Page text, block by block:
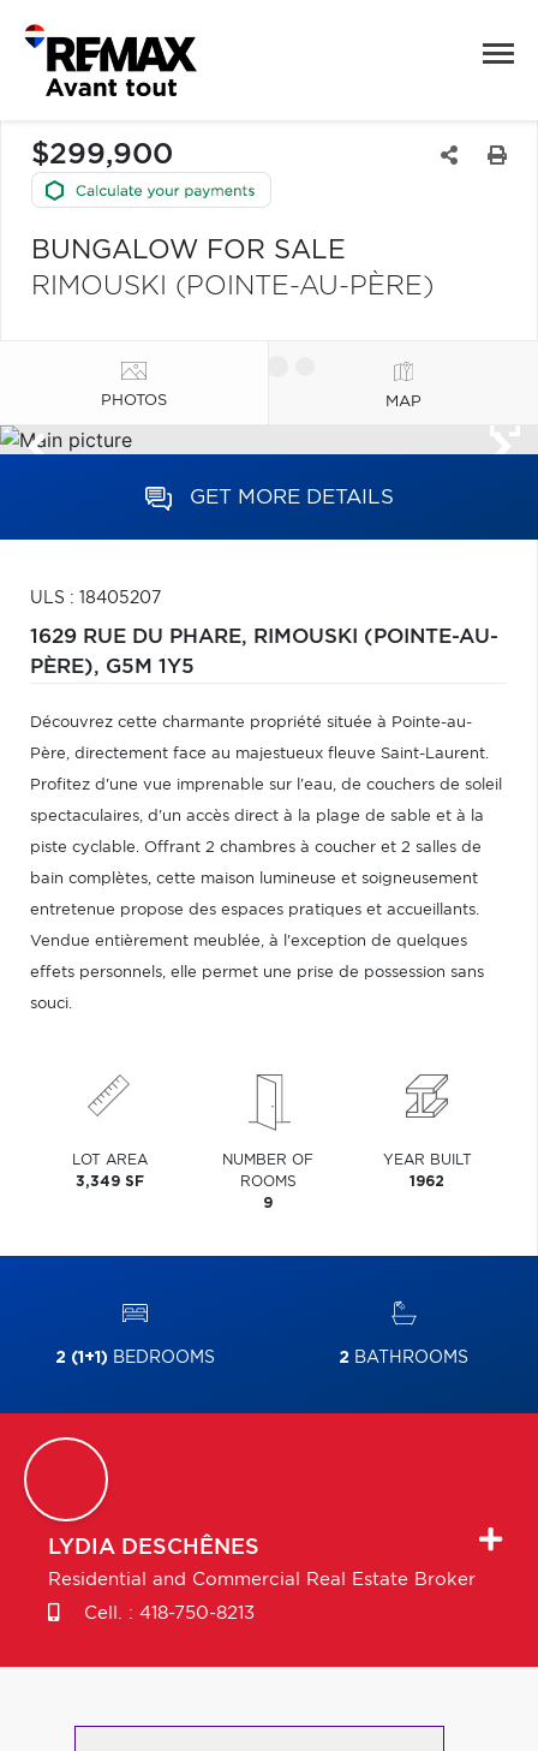
$299,900
BUNGALOW FOR SALE
RIMOUSKI (POINTE-AU-PÈRE)
PHOTOS MAP
GET MORE DETAILS
ULS : 18405207
1629 RUE DU PHARE, RIMOUSKI (POINTE-AU-
PÈRE), G5M 1Y5
Découvrez cette charmante propriété située à Pointe-au-
Père, directement face au majestueux fleuve Saint-Laurent.
Profitez d'une vue imprenable sur l'eau, de couchers de soleil
spectaculaires, d'un accès direct à la plage de sable et à la
piste cyclable. Offrant 2 chambres à coucher et 2 salles de
bain complètes, cette maison lumineuse et soigneusement
entretenue propose des espaces pratiques et accueillants.
Vendue entièrement meublée, à l'exception de quelques
effets personnels, elle permet une prise de possession sans
souci.
LOT AREA
3,349 SF
NUMBER OF
ROOMS
9
YEAR BUILT
1962
2 (1+1) BEDROOMS 2 BATHROOMS
LYDIA DESCHÊNES
Residential and Commercial Real Estate Broker
Cell. : 418-750-8213